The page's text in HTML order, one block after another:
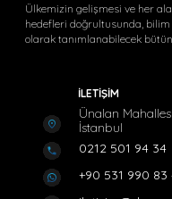
Ülkemizin gelişmesi ve her
hedefleri doğrultusunda,
olarak tanımlanabilecek
İLETİŞİM
Ünalan
İstanbul
0212 501 94 34
+90 531 990 83